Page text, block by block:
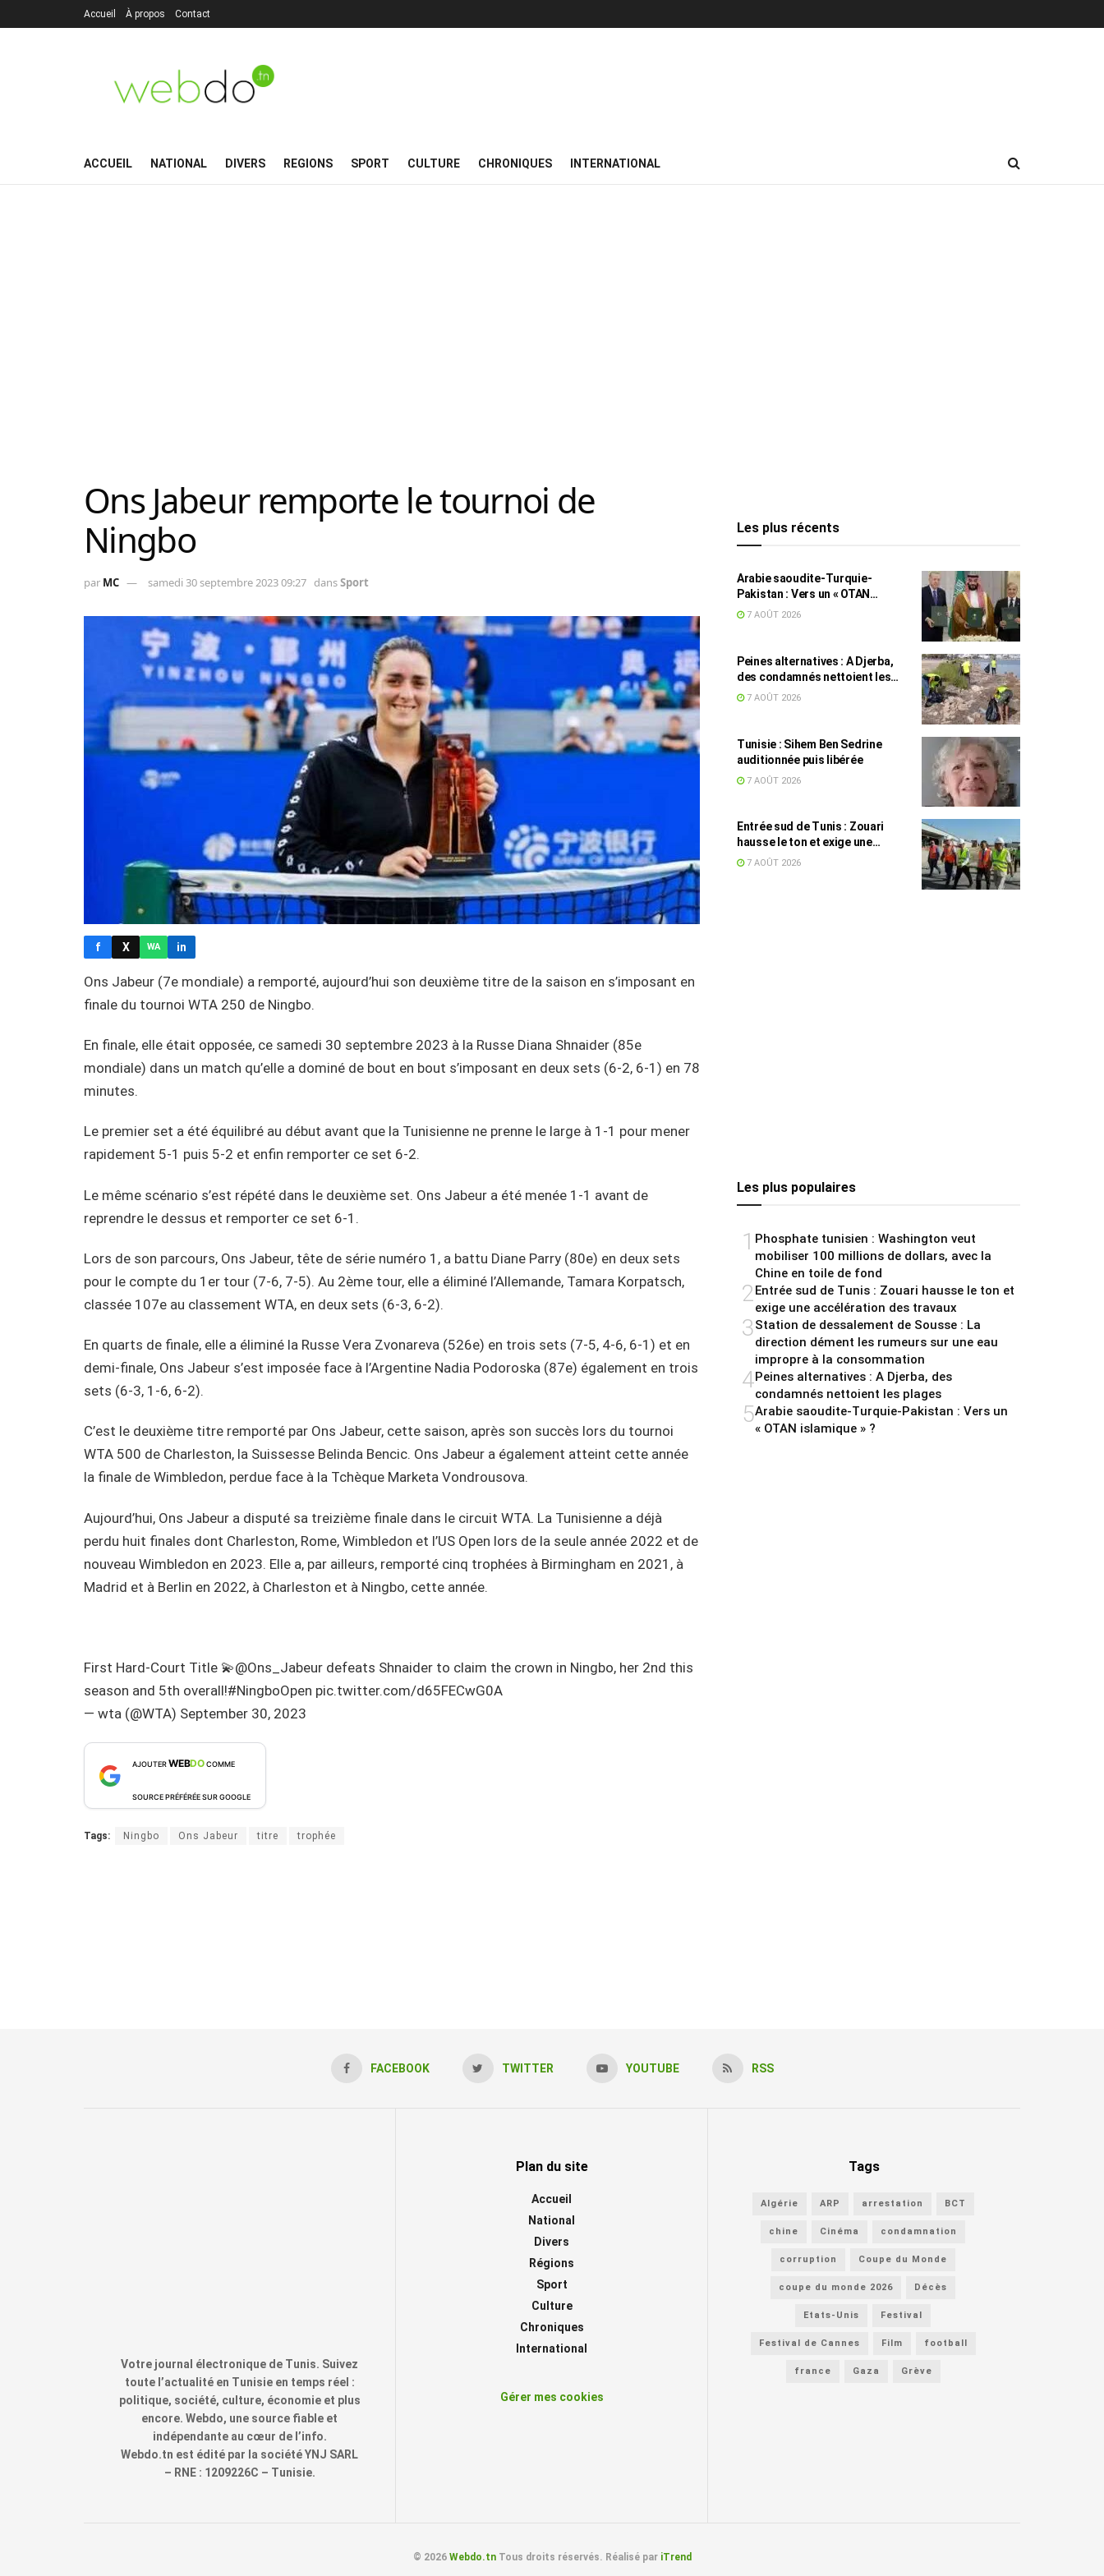
Accueil À propos Contact
ACCUEIL NATIONAL DIVERS REGIONS SPORT CULTURE CHRONIQUES INTERNATIONAL
Ons Jabeur remporte le tournoi de
Ningbo
par MC samedi 30 septembre 2023 09:27 dansSport
f X WA in
Ons Jabeur (7e mondiale) a remporté, aujourd’hui son deuxième titre de la saison en s’imposant en
finale du tournoi WTA 250 de Ningbo.
En finale, elle était opposée, ce samedi 30 septembre 2023 à la Russe Diana Shnaider (85e
mondiale) dans un match qu’elle a dominé de bout en bout s’imposant en deux sets (6-2, 6-1) en 78
minutes.
Le premier set a été équilibré au début avant que la Tunisienne ne prenne le large à 1-1 pour mener
rapidement 5-1 puis 5-2 et enfin remporter ce set 6-2.
Le même scénario s’est répété dans le deuxième set. Ons Jabeur a été menée 1-1 avant de
reprendre le dessus et remporter ce set 6-1.
Lors de son parcours, Ons Jabeur, tête de série numéro 1, a battu Diane Parry (80e) en deux sets
pour le compte du 1er tour (7-6, 7-5). Au 2ème tour, elle a éliminé l’Allemande, Tamara Korpatsch,
classée 107e au classement WTA, en deux sets (6-3, 6-2).
En quarts de finale, elle a éliminé la Russe Vera Zvonareva (526e) en trois sets (7-5, 4-6, 6-1) et en
demi-finale, Ons Jabeur s’est imposée face à l’Argentine Nadia Podoroska (87e) également en trois
sets (6-3, 1-6, 6-2).
C’est le deuxième titre remporté par Ons Jabeur, cette saison, après son succès lors du tournoi
WTA 500 de Charleston, la Suissesse Belinda Bencic. Ons Jabeur a également atteint cette année
la finale de Wimbledon, perdue face à la Tchèque Marketa Vondrousova.
Aujourd’hui, Ons Jabeur a disputé sa treizième finale dans le circuit WTA. La Tunisienne a déjà
perdu huit finales dont Charleston, Rome, Wimbledon et l’US Open lors de la seule année 2022 et de
nouveau Wimbledon en 2023. Elle a, par ailleurs, remporté cinq trophées à Birmingham en 2021, à
Madrid et à Berlin en 2022, à Charleston et à Ningbo, cette année.
First Hard-Court Title 💫@Ons_Jabeur defeats Shnaider to claim the crown in Ningbo, her 2nd this
season and 5th overall!#NingboOpen pic.twitter.com/d65FECwG0A
— wta (@WTA) September 30, 2023
AJOUTERWEBDOCOMME
SOURCE PRÉFÉRÉE SUR GOOGLE
Tags: Ningbo Ons Jabeur titre trophée
Les plus récents
Arabie saoudite-Turquie-
Pakistan : Vers un « OTAN
islamique » ?
7 AOÛT 2026
Peines alternatives : A Djerba,
des condamnés nettoient les
plages
7 AOÛT 2026
Tunisie : Sihem Ben Sedrine
auditionnée puis libérée
7 AOÛT 2026
Entrée sud de Tunis : Zouari
hausse le ton et exige une
accélération des travaux
7 AOÛT 2026
Les plus populaires
1 Phosphate tunisien : Washington veut
mobiliser 100 millions de dollars, avec la
Chine en toile de fond
2Entrée sud de Tunis : Zouari hausse le ton et
exige une accélération des travaux
3Station de dessalement de Sousse : La
direction dément les rumeurs sur une eau
impropre à la consommation
4Peines alternatives : A Djerba, des
condamnés nettoient les plages
5Arabie saoudite-Turquie-Pakistan : Vers un
« OTAN islamique » ?
FACEBOOK TWITTER YOUTUBE RSS
Votre journal électronique de Tunis. Suivez
toute l’actualité en Tunisie en temps réel :
politique, société, culture, économie et plus
encore. Webdo, une source fiable et
indépendante au cœur de l’info.
Webdo.tn est édité par la société YNJ SARL
– RNE : 1209226C – Tunisie.
Plan du site
Accueil
National
Divers
Régions
Sport
Culture
Chroniques
International
Gérer mes cookies
Tags
Algérie ARP arrestation BCT
chine Cinéma condamnation
corruption Coupe du Monde
coupe du monde 2026 Décès
Etats-Unis Festival
Festival de Cannes Film football
france Gaza Grève
© 2026 Webdo.tnTous droits réservés. Réalisé par iTrend